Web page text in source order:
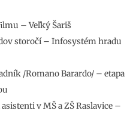
– Veľký Šariš
storočí – Infosystém hradu
/Romano Barardo/ – etapa
v MŠ a ZŠ Raslavice –